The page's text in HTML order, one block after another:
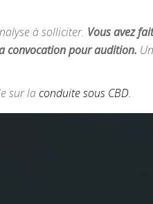
à solliciter. Vous avez fait
convocation pour audition.
sur laconduite sous CBD.